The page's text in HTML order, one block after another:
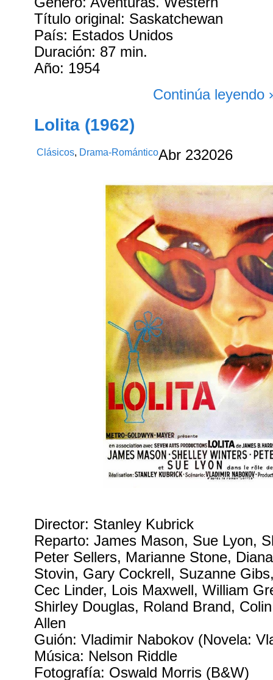
Título original: Saskatchewan
País: Estados Unidos
Duración: 87 min.
Año: 1954
Continúa leyendo
Lolita (1962)
Clásicos, Drama-RománticoAbr 232026
Director: Stanley Kubrick
Reparto: James Mason, Sue Lyon,
Peter Sellers, Marianne Stone,
Stovin, Gary Cockrell, Suzanne
Cec Linder, Lois Maxwell, William
Shirley Douglas, Roland Brand,
Allen
Guión: Vladimir Nabokov (Novela:
Música: Nelson Riddle
Fotografía: Oswald Morris (B&W)